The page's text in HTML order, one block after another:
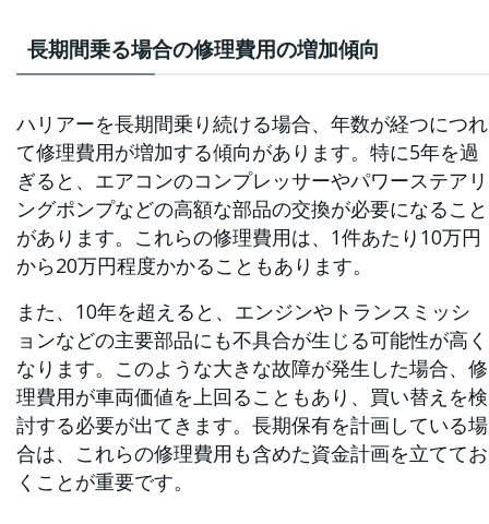
長期間乗る場合の修理費用の増加傾向
ハリアーを長期間乗り続ける場合、年数が経つにつれ
て修理費用が増加する傾向があります。特に5年を過
ぎると、エアコンのコンプレッサーやパワーステアリ
ングポンプなどの高額な部品の交換が必要になること
があります。これらの修理費用は、1件あたり10万円
から20万円程度かかることもあります。
また、10年を超えると、エンジンやトランスミッシ
ョンなどの主要部品にも不具合が生じる可能性が高く
なります。このような大きな故障が発生した場合、修
理費用が車両価値を上回ることもあり、買い替えを検
討する必要が出てきます。長期保有を計画している場
合は、これらの修理費用も含めた資金計画を立ててお
くことが重要です。